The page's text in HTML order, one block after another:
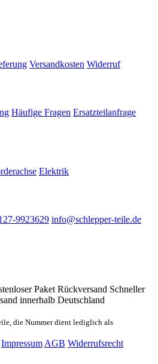
Versandkosten Widerruf
Häufige Fragen Ersatzteilanfrage
Elektrik
9923629 info@schlepper-teile.de
Paket Rückversand Schneller
innerhalb Deutschland
die Nummer dient lediglich als
Impressum AGB Widerrufsrecht